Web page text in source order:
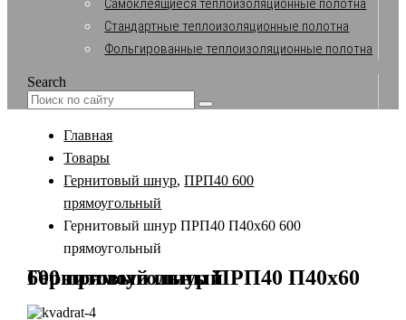
Самоклеящиеся теплоизоляционные полотна
Стандартные теплоизоляционные полотна
Фольгированные теплоизоляционные полотна
Search
Главная
Товары
Гернитовый шнур,ПРП40 600
прямоугольный
Гернитовый шнур ПРП40 П40х60 600
прямоугольный
Гернитовый шнур ПРП40 П40х60 600 прямоугольный